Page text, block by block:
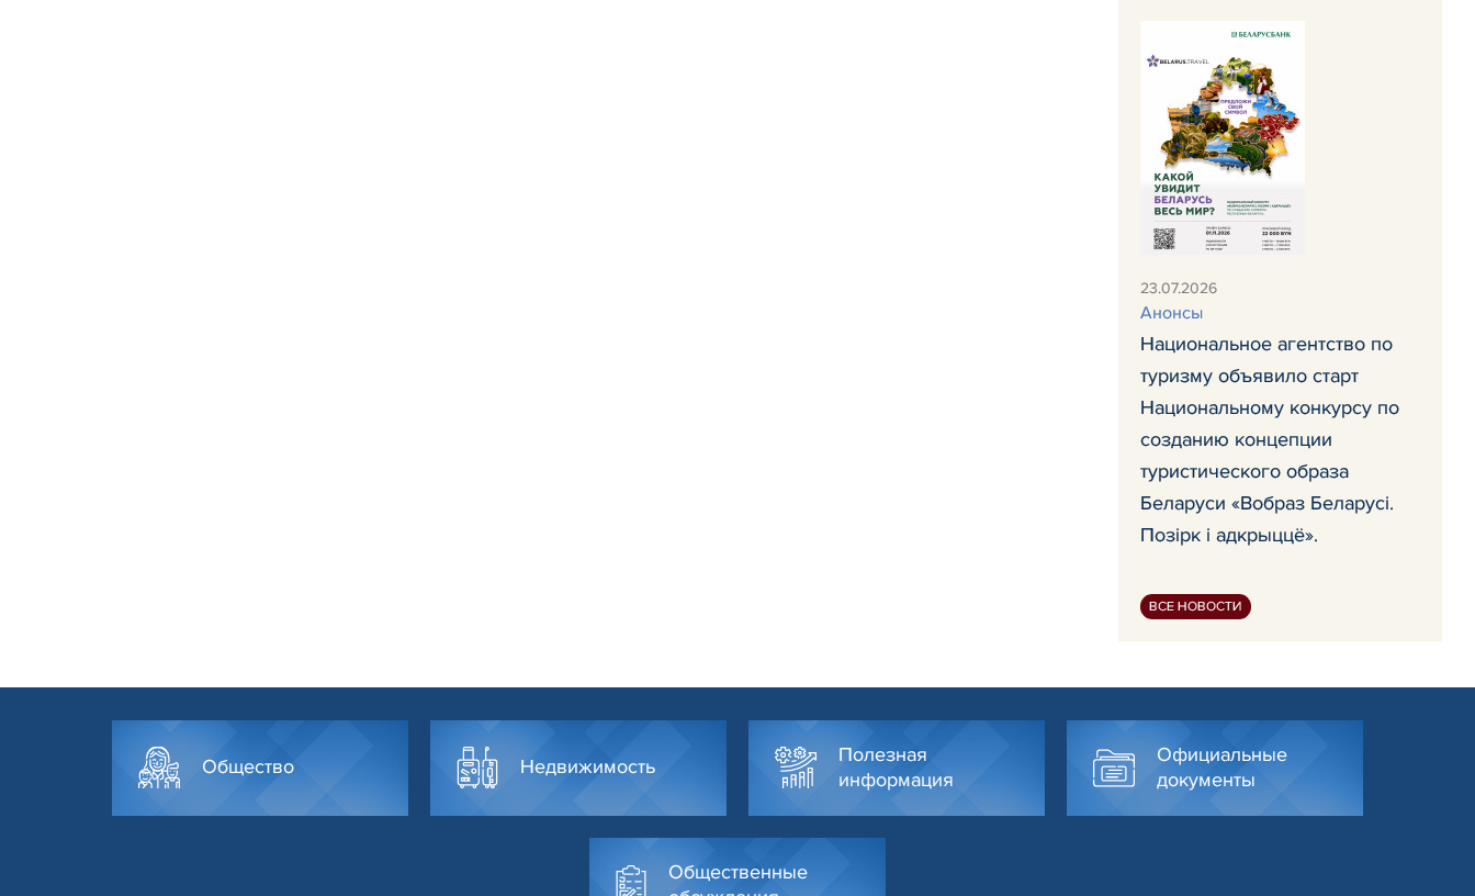
23.07.2026
Анонсы
Национальное агентство по
туризму объявило старт
Национальному конкурсу по
созданию концепции
туристического образа
Беларуси «Вобраз Беларусi.
Позiрк i адкрыццё».
ВСЕ НОВОСТИ
Общество Недвижимость
Полезная
информация
Официальные
документы
Общественные